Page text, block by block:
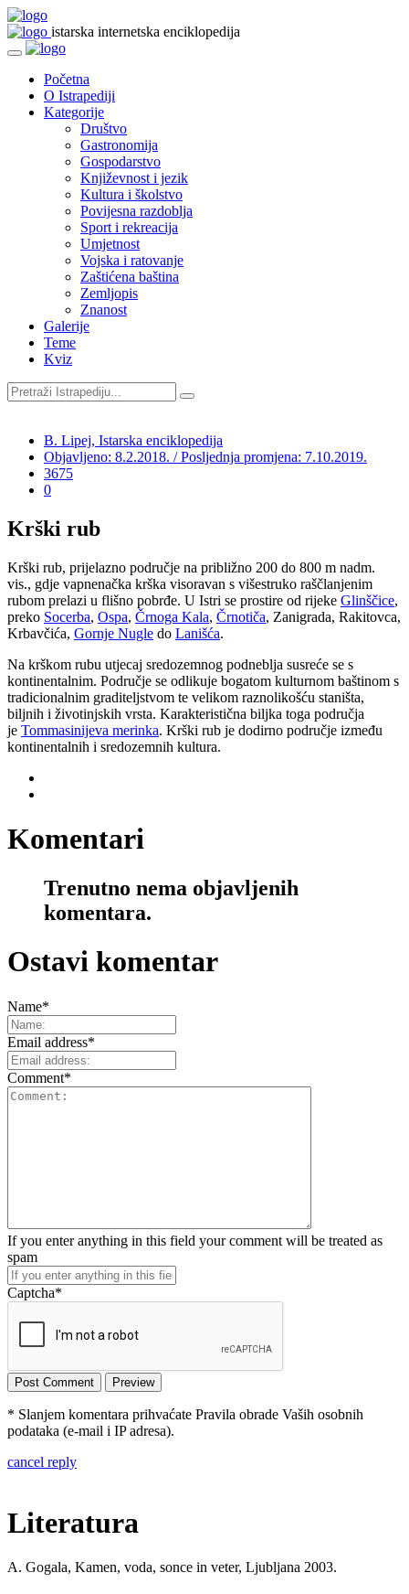
istarska internetska enciklopedija
Početna
O Istrapediji
Kategorije
Društvo
Gastronomija
Gospodarstvo
Književnost i jezik
Kultura i školstvo
Povijesna razdoblja
Sport i rekreacija
Umjetnost
Vojska i ratovanje
Zaštićena baština
Zemljopis
Znanost
Galerije
Teme
Kviz
B. Lipej, Istarska enciklopedija
Objavljeno: 8.2.2018. / Posljednja promjena: 7.10.2019.
3675
0
Krški rub
Krški rub, prijelazno područje na približno 200 do 800 m nadm.
vis., gdje vapnenačka krška visoravan s višestruko raščlanjenim
rubom prelazi u flišno pobrđe. U Istri se prostire od rijeke Glinščice,
preko Socerba, Ospa, Črnoga Kala, Črnotiča, Zanigrada, Rakitovca,
Krbavčića, Gornje Nugle do Lanišća.
Na krškom rubu utjecaj sredozemnog podneblja susreće se s
kontinentalnim. Područje se odlikuje bogatom kulturnom baštinom s
tradicionalnim graditeljstvom te velikom raznolikošću staništa,
biljnih i životinjskih vrsta. Karakteristična biljka toga područja
je Tommasinijeva merinka. Krški rub je dodirno područje između
kontinentalnih i sredozemnih kultura.
Komentari
Trenutno nema objavljenih
komentara.
Ostavi komentar
Name*
Email address*
Comment*
If you enter anything in this field your comment will be treated as
spam
Captcha*
* Slanjem komentara prihvaćate Pravila obrade Vaših osobnih
podataka (e-mail i IP adresa).
cancel reply
Literatura
A. Gogala, Kamen, voda, sonce in veter, Ljubljana 2003.